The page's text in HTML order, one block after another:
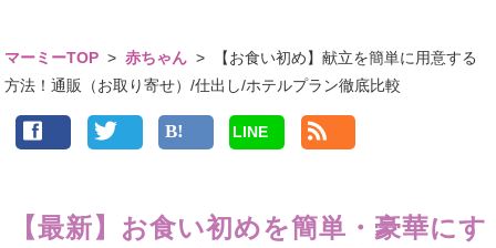
マーミーTOP >赤ちゃん >
【お食い初め】献立を簡単に用意する
方法！通販（お取り寄せ）/仕出し/ホテルプラン徹底比較
LINE
【最新】お食い初めを簡単・豪華にす